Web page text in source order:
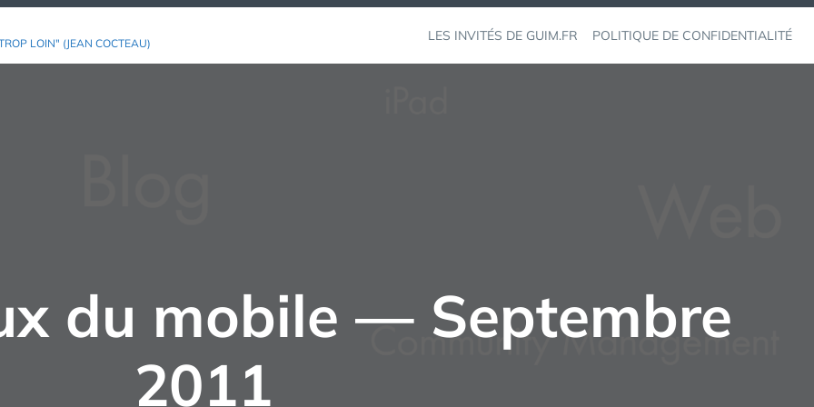
LOIN" (JEAN COCTEAU) LES INVITÉS DE GUIM.FR POLITIQUE DE CONFIDENTIALITÉ
du mobile — Septembre
2011